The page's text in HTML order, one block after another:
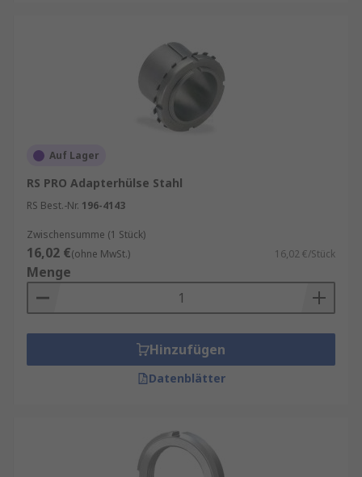
Auf Lager
RS PRO Adapterhülse Stahl
RS Best.-Nr. 196-4143
Zwischensumme (1 Stück)
16,02 €(ohne MwSt.) 16,02 €/Stück
Menge
Hinzufügen
Datenblätter